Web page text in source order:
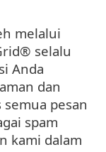
melalui
selalu
Anda
dan
pesan
spam
kami dalam